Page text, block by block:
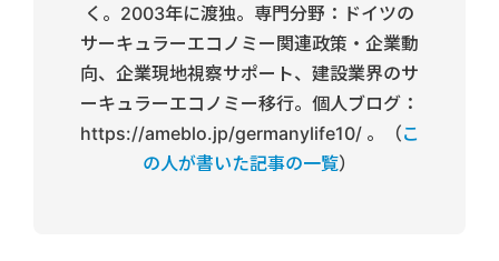
く。2003年に渡独。専門分野：ドイツの
サーキュラーエコノミー関連政策・企業動
向、企業現地視察サポート、建設業界のサ
ーキュラーエコノミー移行。個人ブログ：
https://ameblo.jp/germanylife10/ 。（こ
の人が書いた記事の一覧）